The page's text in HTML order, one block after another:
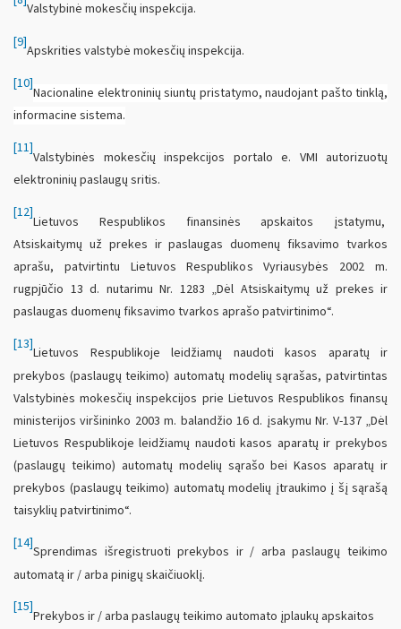
Valstybinė mokesčių inspekcija.
[9]
Apskrities valstybė mokesčių inspekcija.
[10]
Nacionaline elektroninių siuntų pristatymo, naudojant pašto tinklą,
informacine sistema.
[11]
Valstybinės mokesčių inspekcijos portalo e. VMI autorizuotų
elektroninių paslaugų sritis.
[12]
Lietuvos Respublikos finansinės apskaitos įstatymu,
Atsiskaitymų už prekes ir paslaugas duomenų fiksavimo tvarkos
aprašu, patvirtintu Lietuvos Respublikos Vyriausybės 2002 m.
rugpjūčio 13 d. nutarimu Nr. 1283 „Dėl Atsiskaitymų už prekes ir
paslaugas duomenų fiksavimo tvarkos aprašo patvirtinimo“.
[13]
Lietuvos Respublikoje leidžiamų naudoti kasos aparatų ir
prekybos (paslaugų teikimo) automatų modelių sąrašas, patvirtintas
Valstybinės mokesčių inspekcijos prie Lietuvos Respublikos finansų
ministerijos viršininko 2003 m. balandžio 16 d. įsakymu Nr. V-137 „Dėl
Lietuvos Respublikoje leidžiamų naudoti kasos aparatų ir prekybos
(paslaugų teikimo) automatų modelių sąrašo bei Kasos aparatų ir
prekybos (paslaugų teikimo) automatų modelių įtraukimo į šį sąrašą
taisyklių patvirtinimo“.
[14]
Sprendimas išregistruoti prekybos ir / arba paslaugų teikimo
automatą ir / arba pinigų skaičiuoklį.
[15]
Prekybos ir / arba paslaugų teikimo automato įplaukų apskaitos